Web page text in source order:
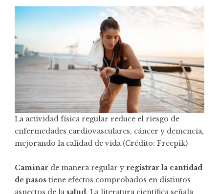
La actividad física regular reduce el riesgo de
enfermedades cardiovasculares, cáncer y demencia,
mejorando la calidad de vida (Crédito: Freepik)
Caminar de manera regular y registrar la cantidad
de pasos tiene efectos comprobados en distintos
aspectos de la salud . La literatura científica señala